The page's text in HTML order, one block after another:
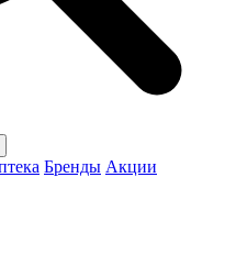
Бренды Акции